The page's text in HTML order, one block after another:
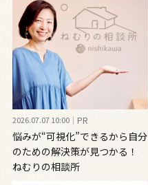
2026.07.07 10:00 PR
悩みが“可視化”できるから自分
のための解決策が見つかる！
ねむりの相談所